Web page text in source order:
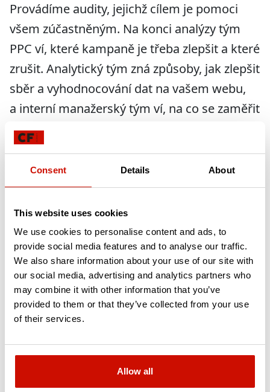
Consent Details About
This website uses cookies
We use cookies to personalise content and ads, to
provide social media features and to analyse our traffic.
We also share information about your use of our site with
our social media, advertising and analytics partners who
may combine it with other information that you’ve
provided to them or that they’ve collected from your use
of their services.
Allow all
Provádíme audity, jejichž cílem je pomoci
všem zúčastněným. Na konci analýzy tým
PPC ví, které kampaně je třeba zlepšit a které
zrušit. Analytický tým zná způsoby, jak zlepšit
sběr a vyhodnocování dat na vašem webu,
a interní manažerský tým ví, na co se zaměřit
při dohledu nad specialisty.
Poradenství
V podnikání se musíte rozhodovat a nedělat
nic není řešení. Konzultanti CF Agency vás
provedou skrze nástrahy a nejistotu
a pomohou vám dělat správná rozhodnutí.
Můžete se spolehnout na dobré rady
v oblasti situační analýzy, strategického
plánování a taktické realizace. Děláme to už